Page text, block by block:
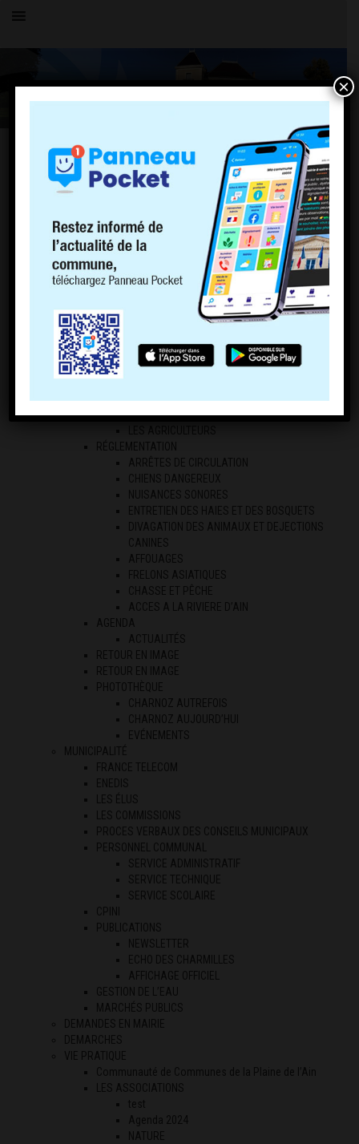
OK
Vous parcourez actuellement les archives du blogMairie de Charnoz
pour septembre 2017.
PAGES
PLU
ACCUEIL
LE VILLAGE
HISTOIRE
COMMERCE
ECONOMIE LOCALE
LES PROFESSIONNELS
RÉGLEMENTATION
ARRÊTES DE CIRCULATION
CHIENS DANGEREUX
NUISANCES SONORES
ENTRETIEN DES HAIES ET DES BOSQUETS
DIVAGATION DES ANIMAUX ET DEJECTIONS
CANINES
AFFOUAGES
FRELONS ASIATIQUES
CHASSE ET PÊCHE
ACCES A LA RIVIERE D’AIN
AGENDA
ACTUALITÉS
RETOUR EN IMAGE
RETOUR EN IMAGE
PHOTOTHÈQUE
CHARNOZ AUTREFOIS
CHARNOZ AUJOURD’HUI
EVÉNEMENTS
MUNICIPALITÉ
FRANCE TELECOM
ENEDIS
LES ÉLUS
LES COMMISSIONS
PROCES VERBAUX DES CONSEILS MUNICIPAUX
PERSONNEL COMMUNAL
SERVICE ADMINISTRATIF
SERVICE TECHNIQUE
SERVICE SCOLAIRE
CPINI
PUBLICATIONS
NEWSLETTER
ECHO DES CHARMILLES
AFFICHAGE OFFICIEL
GESTION DE L’EAU
MARCHÉS PUBLICS
DEMANDES EN MAIRIE
DEMARCHES
VIE PRATIQUE
Communauté de Communes de la Plaine de l’Ain
LES ASSOCIATIONS
test
Agenda 2024
NATURE
×